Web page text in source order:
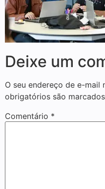
Deixe um
O seu endereço de e-mail
obrigatórios são
Comentário *